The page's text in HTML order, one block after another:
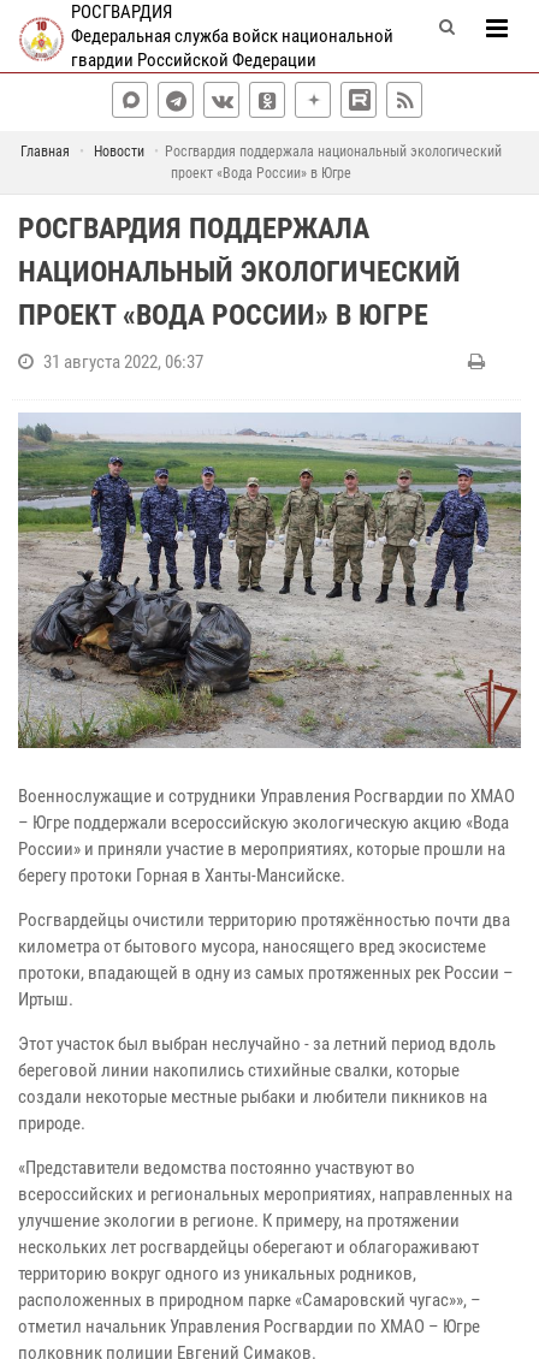
РОСГВАРДИЯ
Федеральная служба войск национальной
гвардии Российской Федерации
Главная Новости
Росгвардия поддержала национальный экологический
проект «Вода России» в Югре
РОСГВАРДИЯ ПОДДЕРЖАЛА
НАЦИОНАЛЬНЫЙ ЭКОЛОГИЧЕСКИЙ
ПРОЕКТ «ВОДА РОССИИ» В ЮГРЕ
31 августа 2022, 06:37
Военнослужащие и сотрудники Управления Росгвардии по ХМАО
– Югре поддержали всероссийскую экологическую акцию «Вода
России» и приняли участие в мероприятиях, которые прошли на
берегу протоки Горная в Ханты-Мансийске.
Росгвардейцы очистили территорию протяжённостью почти два
километра от бытового мусора, наносящего вред экосистеме
протоки, впадающей в одну из самых протяженных рек России –
Иртыш.
Этот участок был выбран неслучайно - за летний период вдоль
береговой линии накопились стихийные свалки, которые
создали некоторые местные рыбаки и любители пикников на
природе.
«Представители ведомства постоянно участвуют во
всероссийских и региональных мероприятиях, направленных на
улучшение экологии в регионе. К примеру, на протяжении
нескольких лет росгвардейцы оберегают и облагораживают
территорию вокруг одного из уникальных родников,
расположенных в природном парке «Самаровский чугас»», –
отметил начальник Управления Росгвардии по ХМАО – Югре
полковник полиции Евгений Симаков.